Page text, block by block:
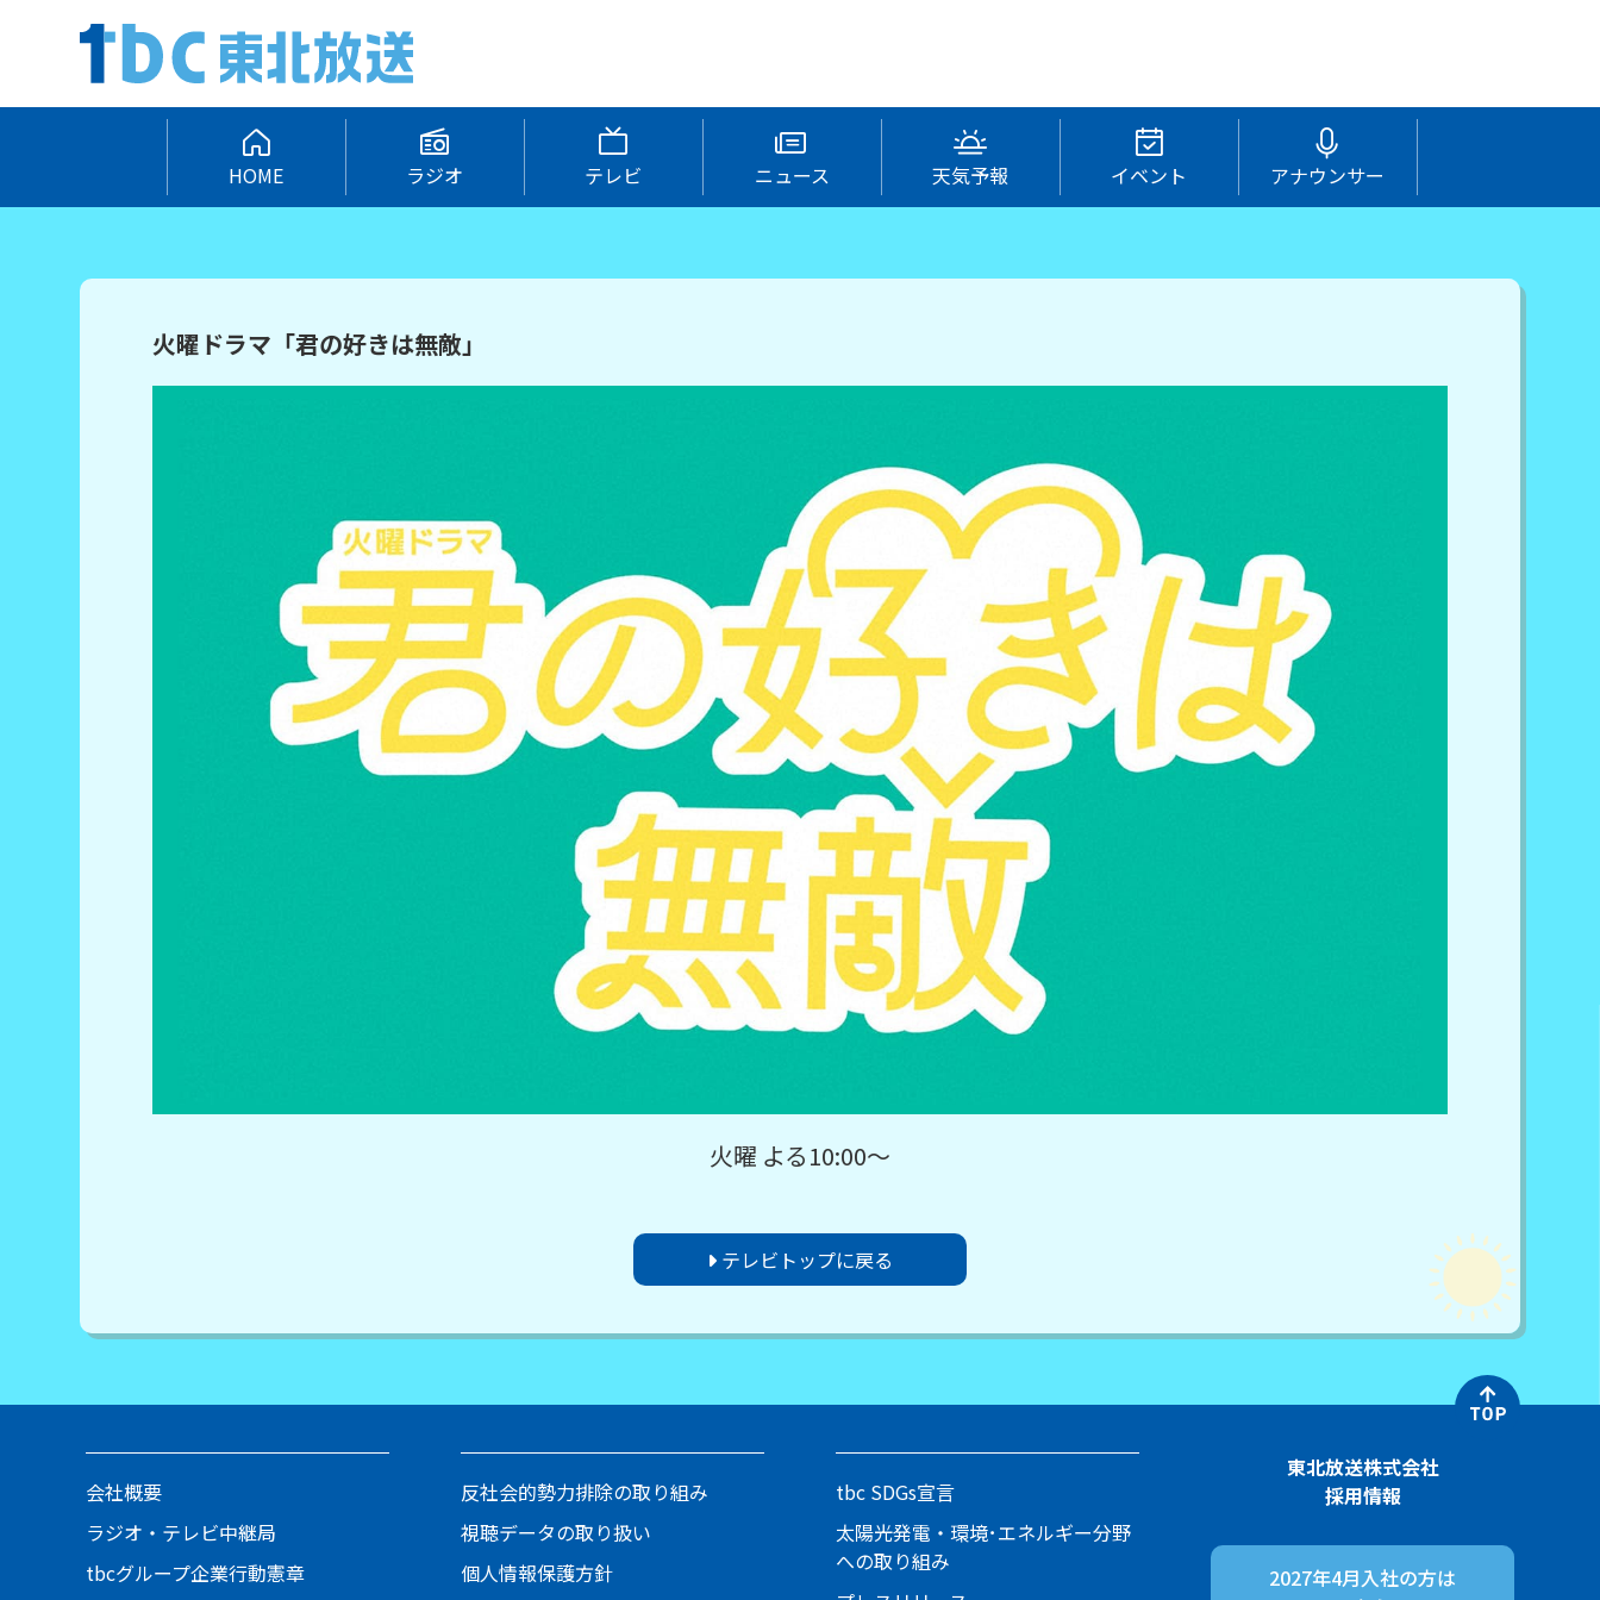
HOME ラジオ テレビ ニュース 天気予報 イベント アナウンサー
火曜ドラマ「君の好きは無敵」
火曜 よる10:00～
テレビトップに戻る
会社概要
ラジオ・テレビ中継局
tbcグループ企業行動憲章
反社会的勢力排除の取り組み
視聴データの取り扱い
個人情報保護方針
tbc SDGs宣言
太陽光発電・環境･エネルギー分野
への取り組み
東北放送株式会社
採用情報
2027年4月入社の方は